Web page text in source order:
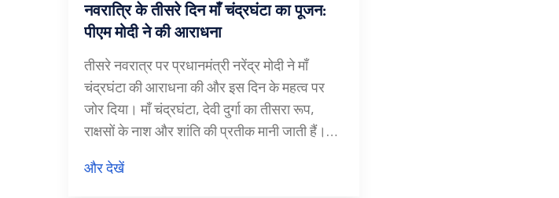
नवरात्रि के तीसरे दिन माँ चंद्रघंटा का पूजन:
पीएम मोदी ने की आराधना
तीसरे नवरात्र पर प्रधानमंत्री नरेंद्र मोदी ने माँ
चंद्रघंटा की आराधना की और इस दिन के महत्व पर
जोर दिया। माँ चंद्रघंटा, देवी दुर्गा का तीसरा रूप,
राक्षसों के नाश और शांति की प्रतीक मानी जाती हैं।
प्राप्त होता है।
और देखें